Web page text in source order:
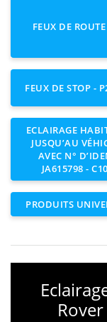
FEUX DE
FEUX DE STOP -
ECLAIRAGE
JUSQU’AU
AVEC N°
JA615798 -
PRODUITS